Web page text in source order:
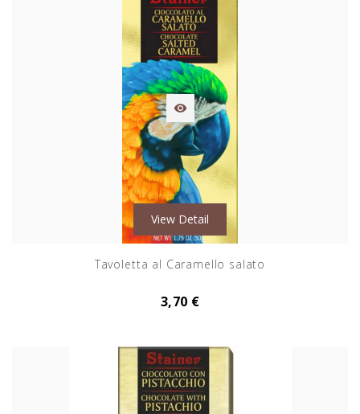

View Detail
Tavoletta al Caramello salato
3,70 €